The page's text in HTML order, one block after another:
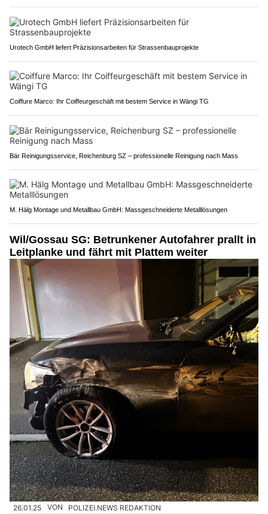
Urotech GmbH liefert Präzisionsarbeiten für Strassenbauprojekte
Coiffure Marco: Ihr Coiffeurgeschäft mit bestem Service in Wängi TG
Bär Reinigungsservice, Reichenburg SZ – professionelle Reinigung nach Mass
M. Hälg Montage und Metallbau GmbH: Massgeschneiderte Metalllösungen
Wil/Gossau SG: Betrunkener Autofahrer prallt in
Leitplanke und fährt mit Plattem weiter
26.01.25 VON POLIZEI.NEWS REDAKTION